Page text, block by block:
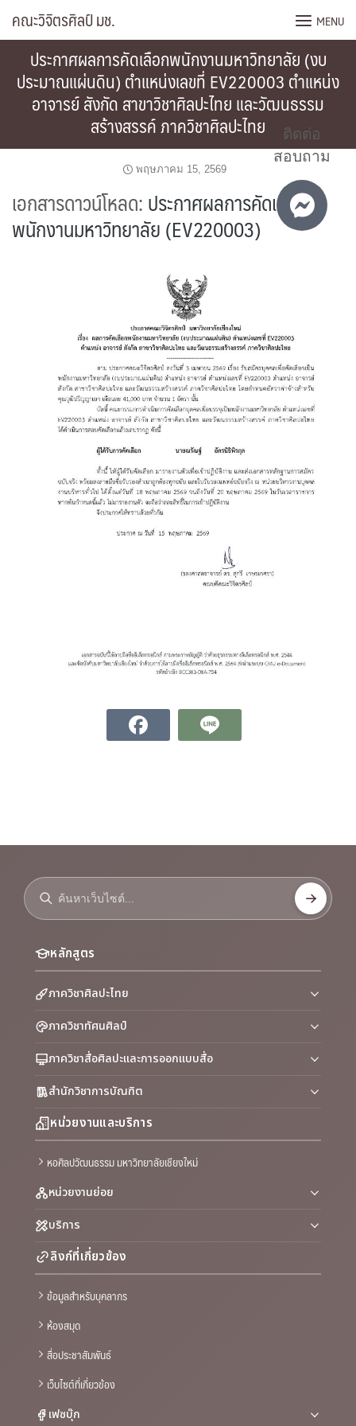
คณะวิจิตรศิลป์ มช. MENU
ประกาศผลการคัดเลือกพนักงานมหาวิทยาลัย (งบ
ประมาณแผ่นดิน) ตำแหน่งเลขที่ EV220003 ตำแหน่ง
อาจารย์ สังกัด สาขาวิชาศิลปะไทย และวัฒนธรรม
สร้างสรรค์ ภาควิชาศิลปะไทย
พฤษภาคม 15, 2569
เอกสารดาวน์โหลด:ประกาศผลการคัดเลือก
พนักงานมหาวิทยาลัย (EV220003)
หลักสูตร
ภาควิชาศิลปะไทย
ภาควิชาทัศนศิลป์
ภาควิชาสื่อศิลปะและการออกแบบสื่อ
สำนักวิชาการบัณฑิต
หน่วยงานและบริการ
หอศิลปวัฒนธรรม มหาวิทยาลัยเชียงใหม่
หน่วยงานย่อย
บริการ
ลิงก์ที่เกี่ยวข้อง
ข้อมูลสำหรับบุคลากร
ห้องสมุด
สื่อประชาสัมพันธ์
เว็บไซต์ที่เกี่ยวข้อง
เฟซบุ๊ก
ติดต่อ
สอบถาม